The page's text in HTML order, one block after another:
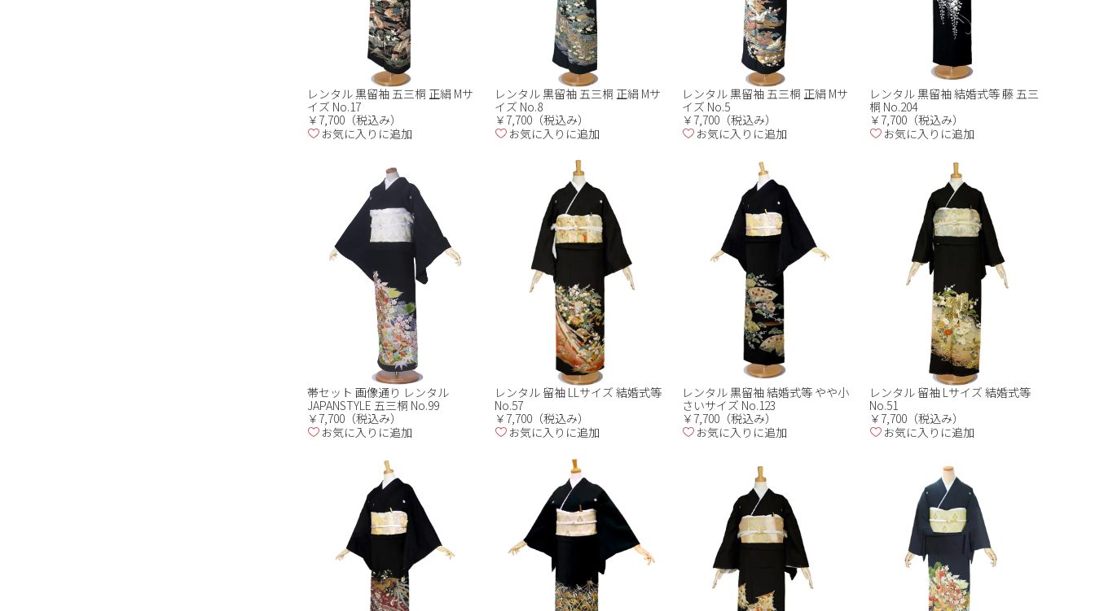
レンタル 黒留袖 五三桐 正絹 Mサ
イズ No.17
￥7,700（税込み）
お気に入りに追加
レンタル 黒留袖 五三桐 正絹 Mサ
イズ No.8
￥7,700（税込み）
お気に入りに追加
レンタル 黒留袖 五三桐 正絹 Mサ
イズ No.5
￥7,700（税込み）
お気に入りに追加
レンタル 黒留袖 結婚式等 藤 五三
桐 No.204
￥7,700（税込み）
お気に入りに追加
帯セット 画像通り レンタル
JAPANSTYLE 五三桐 No.99
￥7,700（税込み）
お気に入りに追加
レンタル 留袖 LLサイズ 結婚式等
No.57
￥7,700（税込み）
お気に入りに追加
レンタル 黒留袖 結婚式等 やや小
さいサイズ No.123
￥7,700（税込み）
お気に入りに追加
レンタル 留袖 Lサイズ 結婚式等
No.51
￥7,700（税込み）
お気に入りに追加